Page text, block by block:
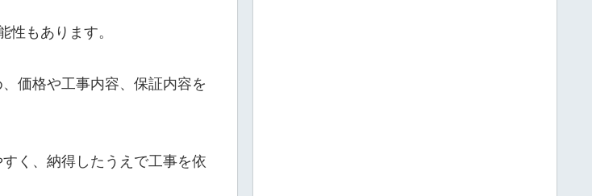
もあります。
価格や工事内容、保証内容を
く、納得したうえで工事を依